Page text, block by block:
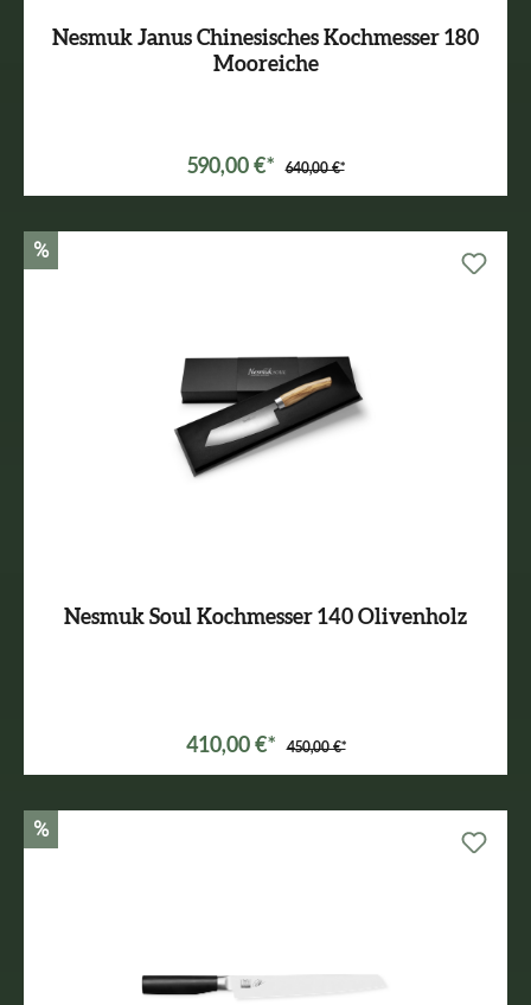
Nesmuk Janus Chinesisches Kochmesser 180
Mooreiche
590,00 €* 640,00 €*
%
Nesmuk Soul Kochmesser 140 Olivenholz
410,00 €* 450,00 €*
%